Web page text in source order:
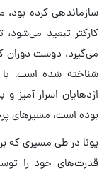
سازماندهی کرده
کارکتر تبعید
شناخته شده است. با
اژدهایان اسرار
بوده است، مسیرهای
یونا در طی مسیری که
قدرت‌های خود را